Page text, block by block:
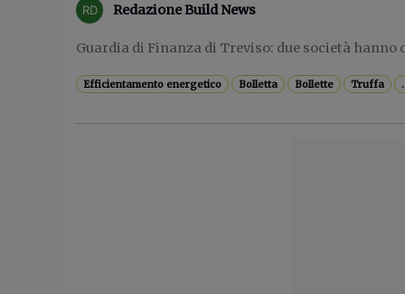
Redazione Build News
Guardia di Finanza di Treviso: due società hanno
Efficientamento energetico Bolletta Bollette Truffa